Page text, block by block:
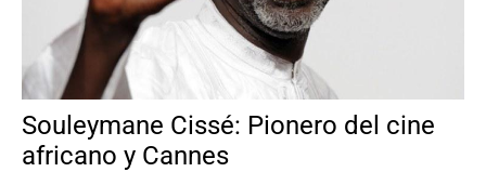
Souleymane Cissé: Pionero del cine
africano y Cannes